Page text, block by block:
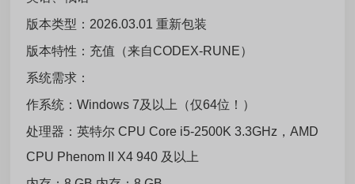
版本类型：2026.03.01 重新包装
版本特性：充值（来自CODEX-RUNE）
系统需求：
作系统：Windows 7及以上（仅64位！）
处理器：英特尔 CPU Core i5-2500K 3.3GHz，AMD
CPU Phenom II X4 940 及以上